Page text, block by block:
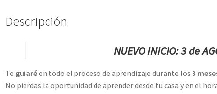
Descripción
NUEVO INICIO: 3 de
Te guiaréen todo el proceso de aprendizaje durante los3
No pierdas la oportunidad de aprender desde tu casa y en el